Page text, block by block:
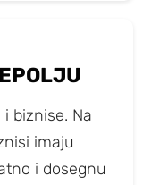
biznise. Na
imaju
i dosegnu